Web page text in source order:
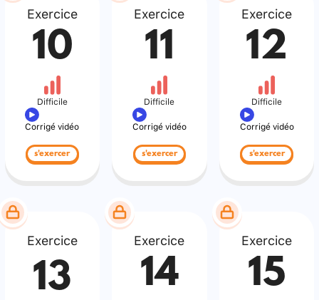
Exercice
10
Difficile
Corrigé vidéo
s'exercer
Exercice
11
Difficile
Corrigé vidéo
s'exercer
Exercice
12
Difficile
Corrigé vidéo
s'exercer
Exercice
13
Exercice
14
Exercice
15